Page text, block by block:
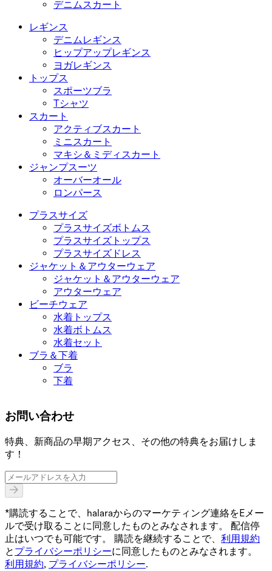
デニムスカート
レギンス
デニムレギンス
ヒップアップレギンス
ヨガレギンス
トップス
スポーツブラ
Tシャツ
スカート
アクティブスカート
ミニスカート
マキシ＆ミディスカート
ジャンプスーツ
オーバーオール
ロンパース
プラスサイズ
プラスサイズボトムス
プラスサイズトップス
プラスサイズドレス
ジャケット＆アウターウェア
ジャケット＆アウターウェア
アウターウェア
ビーチウェア
水着トップス
水着ボトムス
水着セット
ブラ＆下着
ブラ
下着
お問い合わせ
特典、新商品の早期アクセス、その他の特典をお届けしま
す！
*購読することで、halaraからのマーケティング連絡をEメー
ルで受け取ることに同意したものとみなされます。 配信停
止はいつでも可能です。 購読を継続することで、 利用規約
と プライバシーポリシーに同意したものとみなされます。
利用規約, プライバシーポリシー.